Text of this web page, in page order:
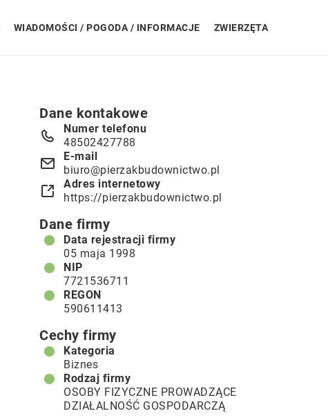
WIADOMOŚCI / POGODA / INFORMACJE ZWIERZĘTA
Dane kontakowe
Numer telefonu
48502427788
E-mail
biuro@pierzakbudownictwo.pl
Adres internetowy
https://pierzakbudownictwo.pl
Dane firmy
Data rejestracji firmy
05 maja 1998
NIP
7721536711
REGON
590611413
Cechy firmy
Kategoria
Biznes
Rodzaj firmy
OSOBY FIZYCZNE PROWADZĄCE
DZIAŁALNOŚĆ GOSPODARCZĄ